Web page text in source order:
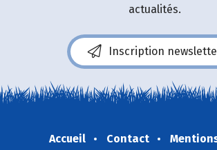
actualités.
Inscription
Accueil Contact